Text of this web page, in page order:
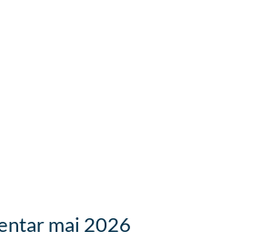
mai 2026